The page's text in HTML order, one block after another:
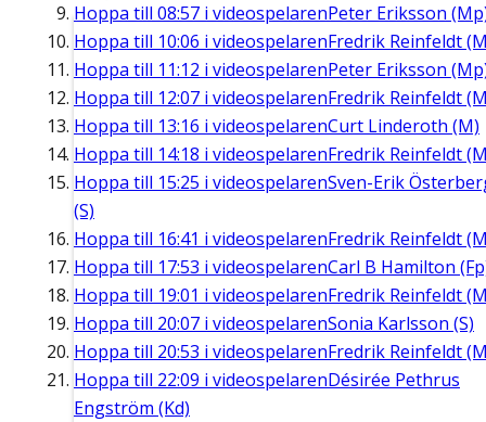
Hoppa till 08:57 i videospelarenPeter Eriksson
Hoppa till 10:06 i videospelarenFredrik Reinfeldt
Hoppa till 11:12 i videospelarenPeter Eriksson
Hoppa till 12:07 i videospelarenFredrik Reinfeldt
Hoppa till 13:16 i videospelarenCurt Linderoth (M)
Hoppa till 14:18 i videospelarenFredrik Reinfeldt
Hoppa till 15:25 i videospelarenSven-Erik
(S)
Hoppa till 16:41 i videospelarenFredrik Reinfeldt
Hoppa till 17:53 i videospelarenCarl B Hamilton
Hoppa till 19:01 i videospelarenFredrik Reinfeldt
Hoppa till 20:07 i videospelarenSonia Karlsson (S)
Hoppa till 20:53 i videospelarenFredrik Reinfeldt
Hoppa till 22:09 i videospelarenDésirée Pethrus
Engström (Kd)